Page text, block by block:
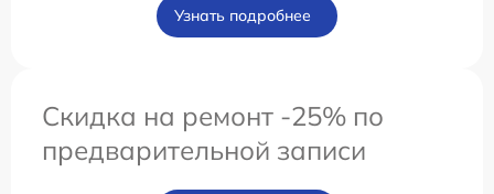
Узнать подробнее
Скидка на ремонт -25% по
предварительной записи